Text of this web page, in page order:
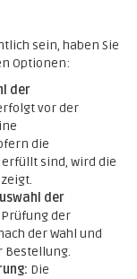
sein, haben Sie
Optionen:
der
vor der
die
sind, wird die
der
Prüfung der
der Wahl und
Bestellung.
Die